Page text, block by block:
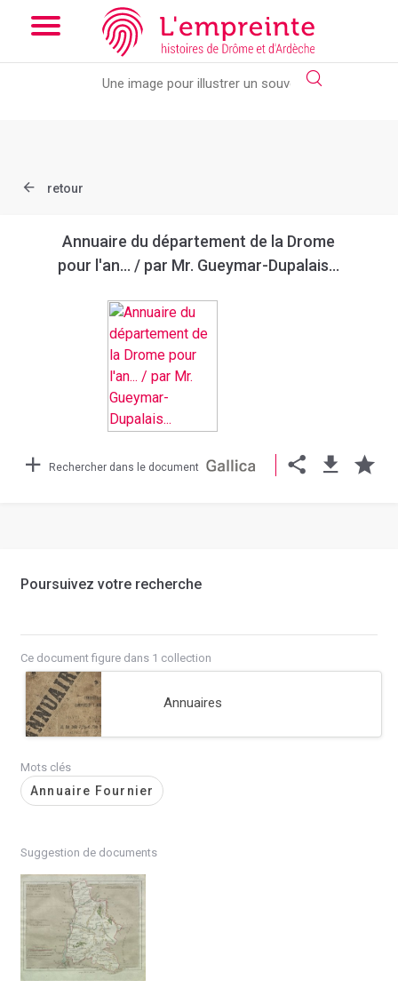
Array ( [slug] => document [ref] => bpt6k97618808 )
new slick-theme.css if you want the default styling
retour
Annuaire du département de la Drome
pour l'an... / par Mr. Gueymar-Dupalais...
Rechercher dans le document
Poursuivez votre recherche
Ce document figure dans 1 collection
Annuaires
Mots clés
Annuaire Fournier
Suggestion de documents